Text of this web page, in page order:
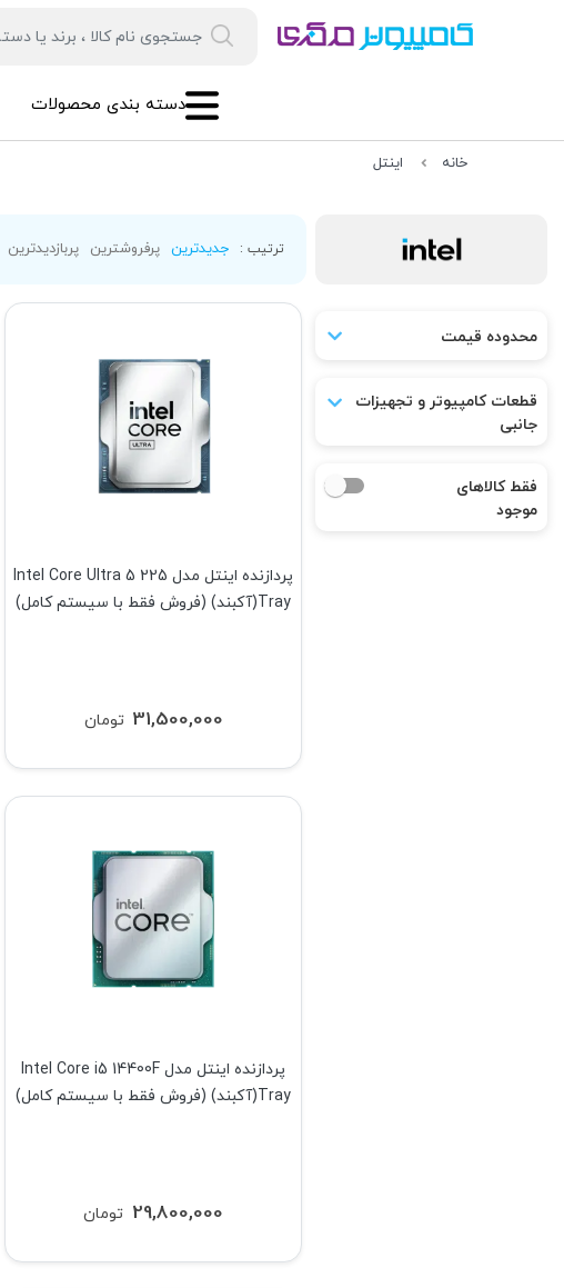
دسته بندی محصولات
خانه اینتل
ترتیب : جدیدترین پرفروشترین پربازدیدترین
پردازنده اینتل مدل Intel Core Ultra 5 225
Tray(آکبند) (فروش فقط با سیستم کامل)
تومان 31,500,000
پردازنده اینتل مدل Intel Core i5 14400F
Tray(آکبند) (فروش فقط با سیستم کامل)
تومان 29,800,000
محدوده قیمت
قطعات کامپیوتر و تجهیزات
جانبی
فقط کالاهای
موجود